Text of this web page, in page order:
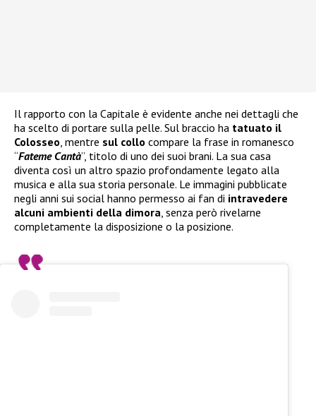
Il rapporto con la Capitale è evidente anche nei dettagli che
ha scelto di portare sulla pelle. Sul braccio ha tatuato il
Colosseo , mentre sul collo compare la frase in romanesco
“Fateme Cantà”, titolo di uno dei suoi brani. La sua casa
diventa così un altro spazio profondamente legato alla
musica e alla sua storia personale. Le immagini pubblicate
negli anni sui social hanno permesso ai fan di intravedere
alcuni ambienti della dimora , senza però rivelarne
completamente la disposizione o la posizione.